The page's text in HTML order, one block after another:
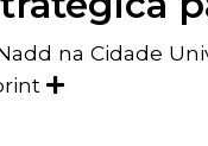
na Cidade